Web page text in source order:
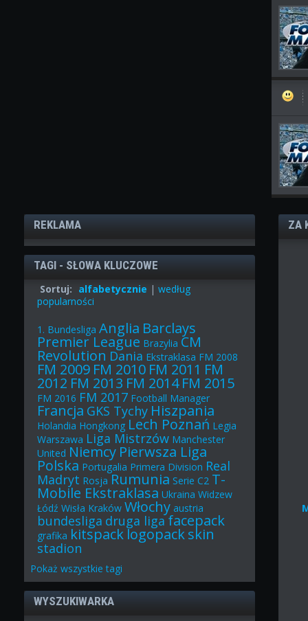
REKLAMA
TAGI - SŁOWA KLUCZOWE
Sortuj: alfabetycznie |według
popularności
1. Bundesliga Anglia Barclays
Premier League Brazylia CM
Revolution Dania Ekstraklasa FM 2008
FM 2009 FM 2010 FM 2011 FM
2012 FM 2013 FM 2014 FM 2015
FM 2016 FM 2017 Football Manager
Francja GKS Tychy Hiszpania
Holandia Hongkong Lech Poznań Legia
Warszawa Liga Mistrzów Manchester
United Niemcy Pierwsza Liga
Polska Portugalia Primera Division Real
Madryt Rosja Rumunia Serie C2 T-
Mobile Ekstraklasa Ukraina Widzew
Łódź Wisła Kraków Włochy austria
bundesliga druga ligafacepack
grafika kitspacklogopackskin
stadion
Pokażwszystkie tagi
WYSZUKIWARKA
ZA